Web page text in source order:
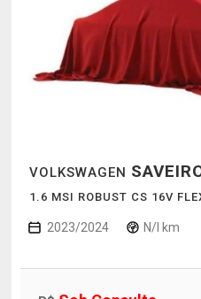
VOLKSWAGEN
1.6 MSI ROBUST CS 16V
2023/2024 N/I km